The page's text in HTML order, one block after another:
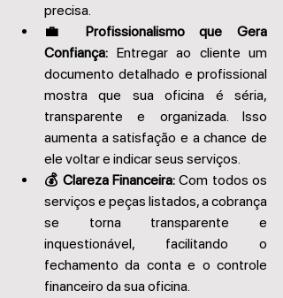
precisa.
💼 Profissionalismo que Gera
Confiança: Entregar ao cliente um
documento detalhado e profissional
mostra que sua oficina é séria,
transparente e organizada. Isso
aumenta a satisfação e a chance de
ele voltar e indicar seus serviços.
💰 Clareza Financeira: Com todos os
serviços e peças listados, a cobrança
se torna transparente e
inquestionável, facilitando o
fechamento da conta e o controle
financeiro da sua oficina.